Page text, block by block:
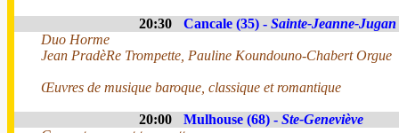
20:30 Cancale (35) - Sainte-Jeanne-Jugan
Duo Horme
Jean PradèRe Trompette, Pauline Koundouno-Chabert Orgue
Œuvres de musique baroque, classique et romantique
20:00 Mulhouse (68) - Ste-Geneviève